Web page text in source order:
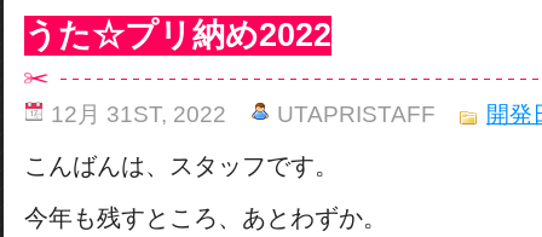
うた☆プリ納め2022
12月 31ST, 2022 UTAPRISTAFF 開発
こんばんは、スタッフです。
今年も残すところ、あとわずか。